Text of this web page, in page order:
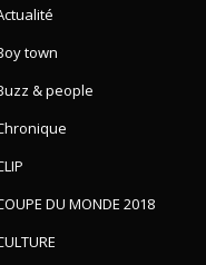
town
& people
DU MONDE 2018